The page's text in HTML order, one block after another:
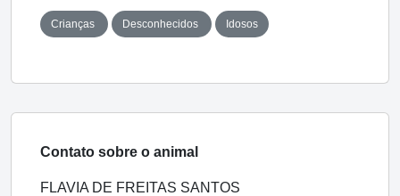
Crianças Desconhecidos Idosos
Contato sobre o animal
FLAVIA DE FREITAS SANTOS